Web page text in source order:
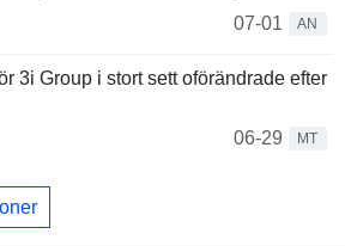
07-01
AN
3i Group i stort sett oförändrade efter
06-29
MT